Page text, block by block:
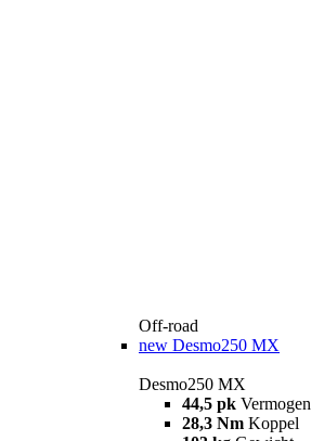
Off-road
new Desmo250 MX
Desmo250 MX
44,5 pk Vermogen
28,3 Nm Koppel